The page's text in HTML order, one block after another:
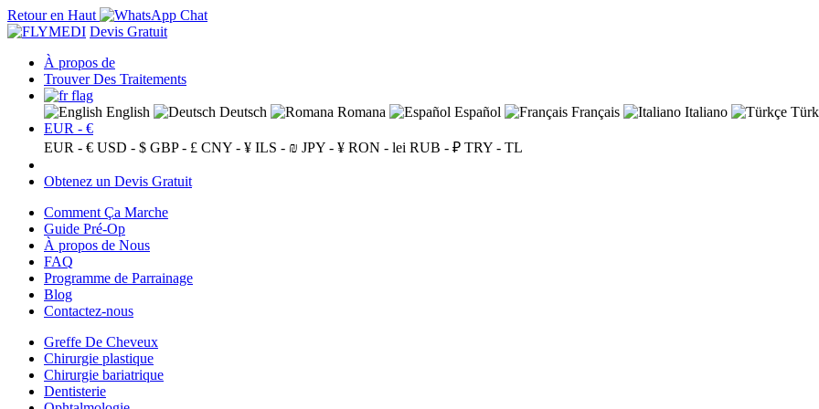
Retour en Haut
Devis Gratuit
À propos de
Trouver Des Traitements
English Deutsch Romana Español Français Italiano
EUR - €
EUR - € USD - $ GBP - £ CNY - ¥ ILS - ₪ JPY - ¥ RON - lei RUB - ₽ TRY - TL
Obtenez un Devis Gratuit
Comment Ça Marche
Guide Pré-Op
À propos de Nous
FAQ
Programme de Parrainage
Blog
Contactez-nous
Greffe De Cheveux
Chirurgie plastique
Chirurgie bariatrique
Dentisterie